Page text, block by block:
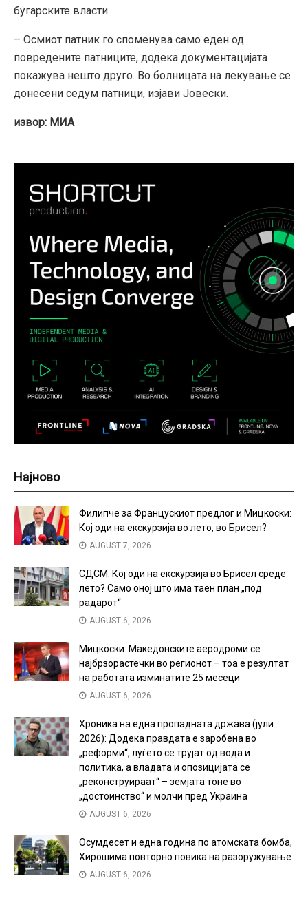
бугарските власти.
– Осмиот патник го споменува само еден од
повредените патниците, додека документацијата
покажува нешто друго. Во болницата на лекување се
донесени седум патници, изјави Јовески.
извор: МИА
Најново
Филипче за Францускиот предлог и Мицкоски:
Кој оди на екскурзија во лето, во Брисел?
AUGUST 7, 2026
СДСМ: Кој оди на екскурзија во Брисел среде
лето? Само оној што има таен план „под
радарот“
AUGUST 6, 2026
Мицкоски: Македонските аеродроми се
најбрзорастечки во регионот – тоа е резултат
на работата изминатите 25 месеци
AUGUST 6, 2026
Хроника на една пропадната држава (јули
2026): Додека правдата е заробена во
„реформи“, луѓето се трујат од вода и
политика, а владата и опозицијата се
„реконструираат“ – земјата тоне во
„достоинство“ и молчи пред Украина
AUGUST 6, 2026
Осумдесет и една година по атомската бомба,
Хирошима повторно повика на разоружување
AUGUST 6, 2026